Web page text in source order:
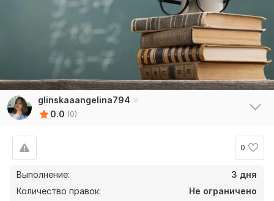
glinskaaangelina794
0.0 (0)
0
Выполнение:
3 дня
Количество правок:
Не ограничено